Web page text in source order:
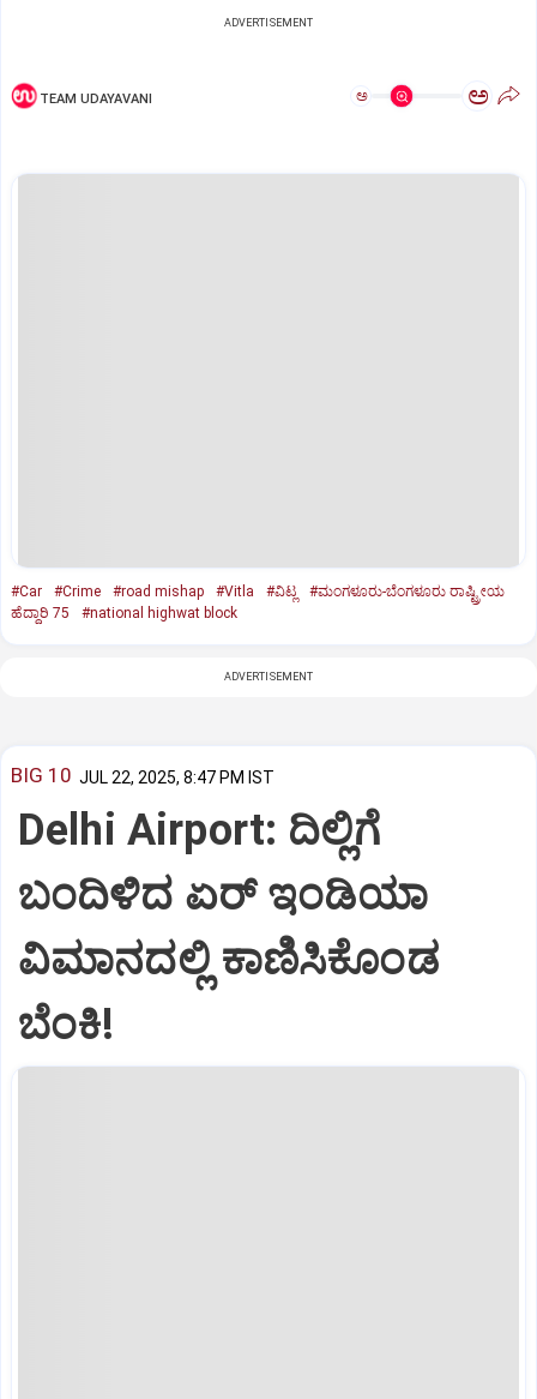
ADVERTISEMENT
TEAM UDAYAVANI ಅ ಅ
#Car #Crime #road mishap #Vitla #ವಿಟ್ಲ
#ಮಂಗಳೂರು-ಬೆಂಗಳೂರು ರಾಷ್ಟ್ರೀಯ
ಹೆದ್ದಾರಿ 75
#national highwat block
ADVERTISEMENT
BIG 10 JUL 22, 2025, 8:47 PM IST
Delhi Airport: ದಿಲ್ಲಿಗೆ
ಬಂದಿಳಿದ ಏರ್‌ ಇಂಡಿಯಾ
ವಿಮಾನದಲ್ಲಿ ಕಾಣಿಸಿಕೊಂಡ
ಬೆಂಕಿ!